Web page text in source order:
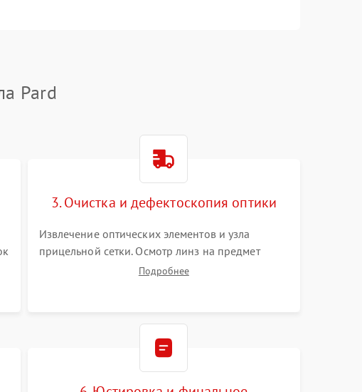
Pard
3. Очистка и дефектоскопия оптики
Извлечение оптических элементов и узла
прицельной сетки. Осмотр линз на предмет
повреждения просветляющего покрытия или
Подробнее